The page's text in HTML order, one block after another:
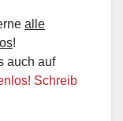
alle
!
auch auf
Schreib